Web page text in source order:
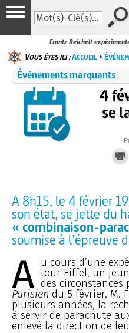
Frantz Reichelt
Vous êtes ici :Accueil >
Événements marquants
4
se
A 8h15, le 4 février
son état, se jette du
« combinaison-
soumise à l’épreuve
A u cours d’une
tour Eiffel, un
des
Parisien du 5 février. M.
plusieurs années, la
à servir de parachute
enlevé la direction de